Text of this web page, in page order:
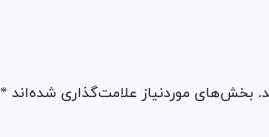
بخش‌های موردنیاز علامت‌گذاری شده‌اند *